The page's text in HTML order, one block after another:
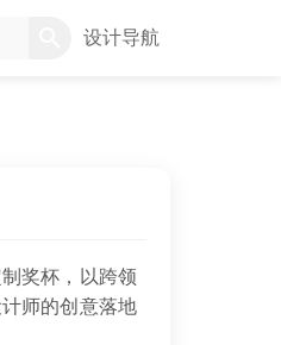
设计导航
奖杯，以跨领
师的创意落地